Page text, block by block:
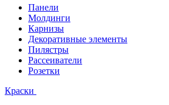
Панели
Молдинги
Карнизы
Декоративные элементы
Пилястры
Рассеиватели
Розетки
Краски